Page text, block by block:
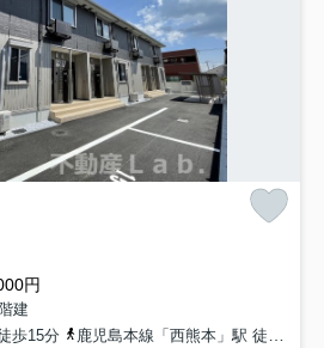
円
建
歩15分
鹿児島本線「西熊本」駅 徒歩16分